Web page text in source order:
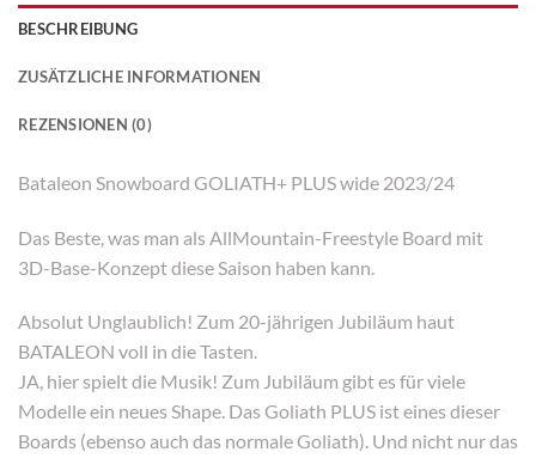
BESCHREIBUNG
ZUSÄTZLICHE INFORMATIONEN
REZENSIONEN (0)
Bataleon Snowboard GOLIATH+ PLUS wide 2023/24
Das Beste, was man als AllMountain-Freestyle Board mit
3D-Base-Konzept diese Saison haben kann.
Absolut Unglaublich! Zum 20-jährigen Jubiläum haut
BATALEON voll in die Tasten.
JA, hier spielt die Musik! Zum Jubiläum gibt es für viele
Modelle ein neues Shape. Das Goliath PLUS ist eines dieser
Boards (ebenso auch das normale Goliath). Und nicht nur das